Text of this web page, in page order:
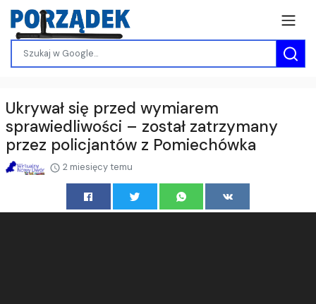
Ukrywał się przed wymiarem
sprawiedliwości – został zatrzymany
przez policjantów z Pomiechówka
2 miesięcy temu